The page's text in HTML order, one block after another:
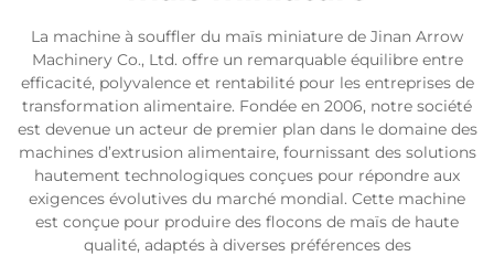
La machine à souffler du maïs miniature de Jinan Arrow
Machinery Co., Ltd. offre un remarquable équilibre entre
efficacité, polyvalence et rentabilité pour les entreprises de
transformation alimentaire. Fondée en 2006, notre société
est devenue un acteur de premier plan dans le domaine des
machines d’extrusion alimentaire, fournissant des solutions
hautement technologiques conçues pour répondre aux
exigences évolutives du marché mondial. Cette machine
est conçue pour produire des flocons de maïs de haute
qualité, adaptés à diverses préférences des